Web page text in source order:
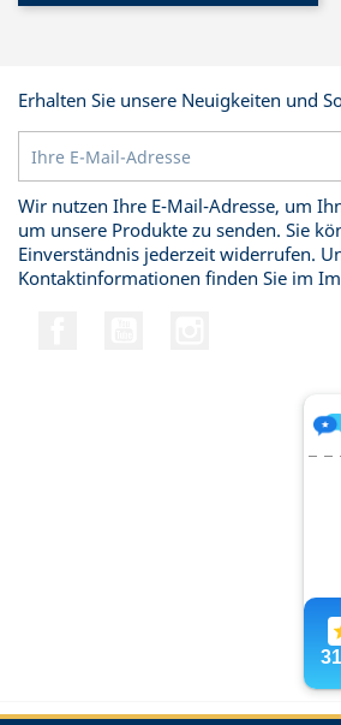
Erhalten Sie unsere Neuigkeiten und
Wir nutzen Ihre E-Mail-Adresse, um
um unsere Produkte zu senden. Sie
Einverständnis jederzeit widerrufen.
Kontaktinformationen finden Sie im